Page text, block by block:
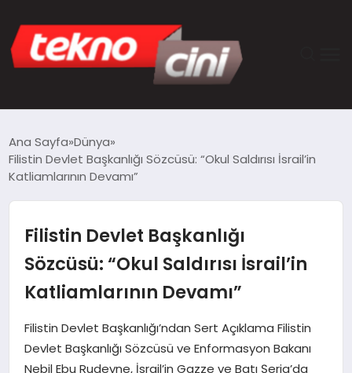
TEKNOLOJI
SAĞLIK
DÜNYA
Ana Sayfa Dünya
Filistin Devlet Başkanlığı Sözcüsü: “Okul Saldırısı İsrail’in
Katliamlarının Devamı”
Filistin Devlet Başkanlığı
Sözcüsü: “Okul Saldırısı İsrail’in
Katliamlarının Devamı”
Filistin Devlet Başkanlığı’ndan Sert Açıklama Filistin
Devlet Başkanlığı Sözcüsü ve Enformasyon Bakanı
Nebil Ebu Rudeyne, İsrail’in Gazze ve Batı Şeria’da